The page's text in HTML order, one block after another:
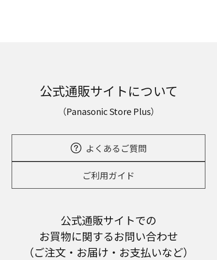
公式通販サイトについて
（Panasonic Store Plus）
よくあるご質問
ご利用ガイド
公式通販サイトでの
お買物に関するお問い合わせ
（ご注文・お届け・お支払いなど）